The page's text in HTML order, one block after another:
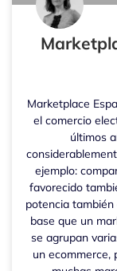
Marketplace
el comercio
últimos
ejemplo:
favorecido
potencia
base que un
se agrupan
un ecommerce,